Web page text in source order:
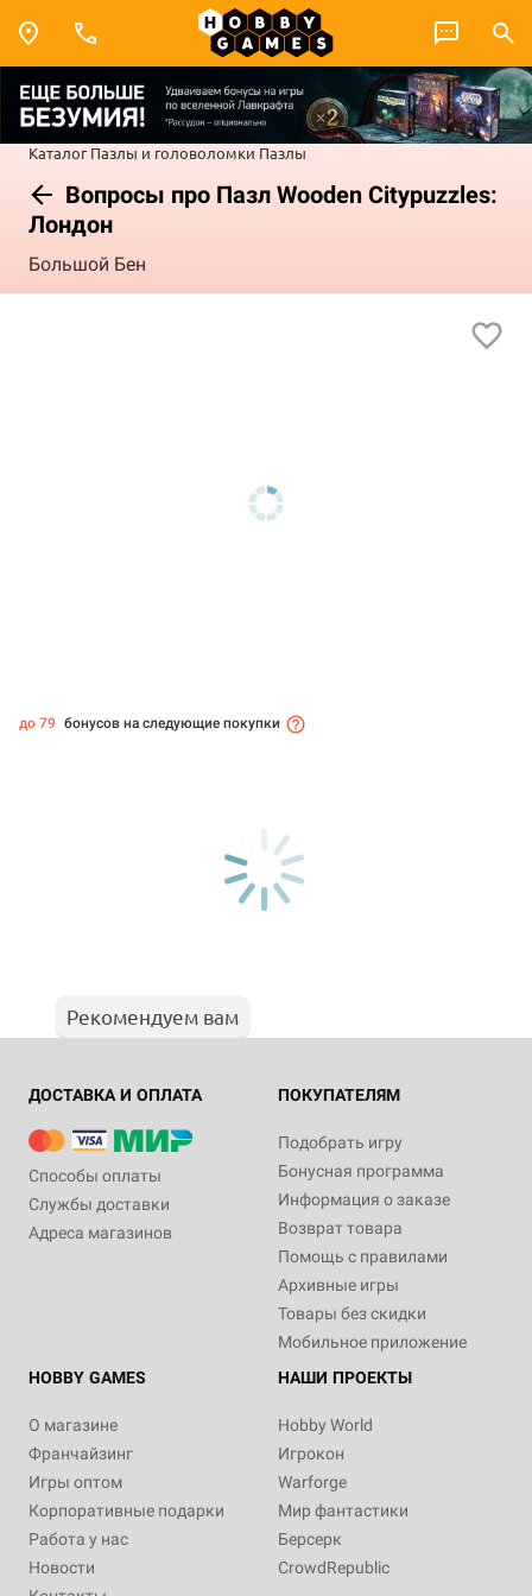
Каталог Пазлы и головоломки Пазлы
Вопросы про Пазл Wooden Citypuzzles:
Лондон
Большой Бен
до 79 бонусов на следующие покупки
Рекомендуем вам
ДОСТАВКА И ОПЛАТА
Способы оплаты
Службы доставки
Адреса магазинов
ПОКУПАТЕЛЯМ
Подобрать игру
Бонусная программа
Информация о заказе
Возврат товара
Помощь с правилами
Архивные игры
Товары без скидки
Мобильное приложение
HOBBY GAMES
О магазине
Франчайзинг
Игры оптом
Корпоративные подарки
Работа у нас
Новости
НАШИ ПРОЕКТЫ
Hobby World
Игрокон
Warforge
Мир фантастики
Берсерк
CrowdRepublic